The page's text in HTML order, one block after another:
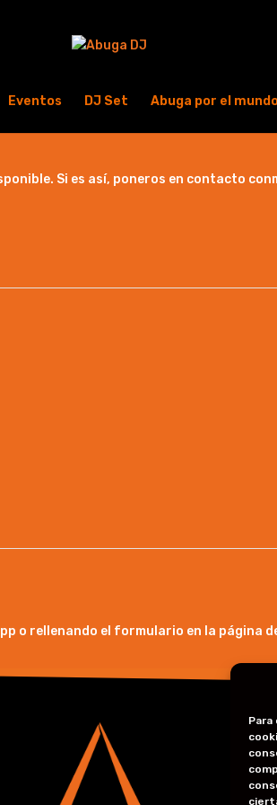
Eventos DJ Set Abuga por el
Si es así, poneros en contacto
o rellenando el formulario en la página